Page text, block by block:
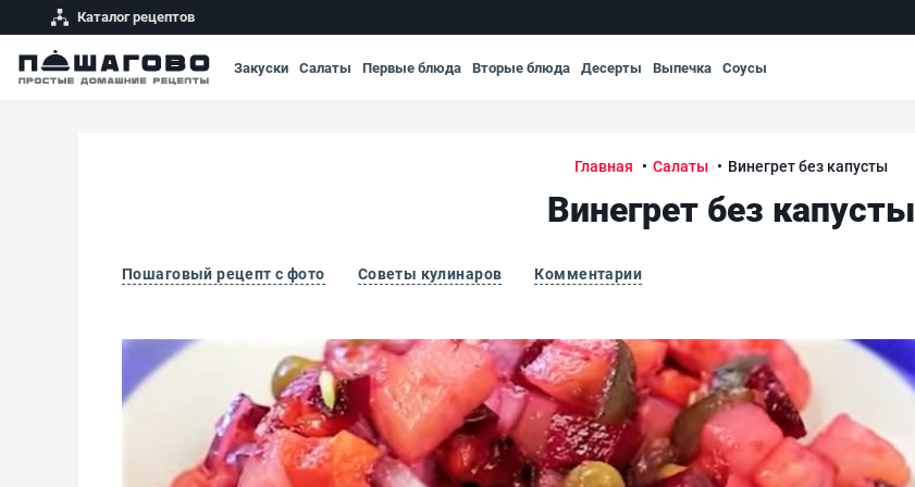
Каталог рецептов
Закуски Салаты Первые блюда Вторые блюда Десерты Выпечка Соусы
Главная Салаты Винегрет без капусты
Винегрет без капусты
Пошаговый рецепт с фото Советы кулинаров Комментарии
Винегрет без капусты